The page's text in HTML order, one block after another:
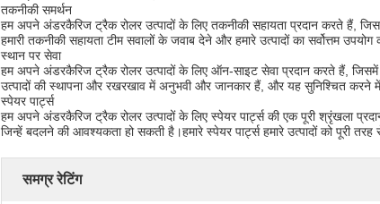
तकनीकी समर्थन
हम अपने अंडरकैरिज ट्रैक रोलर उत्पादों के लिए तकनीकी सहायता प्रदान करते हैं,
हमारी तकनीकी सहायता टीम सवालों के जवाब देने और हमारे उत्पादों का सर्वोत्तम
स्थान पर सेवा
हम अपने अंडरकैरिज ट्रैक रोलर उत्पादों के लिए ऑन-साइट सेवा प्रदान करते हैं,
उत्पादों की स्थापना और रखरखाव में अनुभवी और जानकार हैं, और यह सुनिश्चित करने
स्पेयर पार्ट्स
हम अपने अंडरकैरिज ट्रैक रोलर उत्पादों के लिए स्पेयर पार्ट्स की एक पूरी श्रृंखला
जिन्हें बदलने की आवश्यकता हो सकती है।हमारे स्पेयर पार्ट्स हमारे उत्पादों को पूरी
समग्र रेटिंग